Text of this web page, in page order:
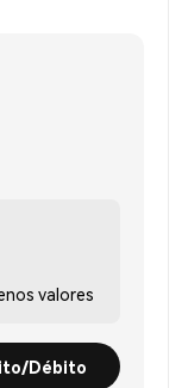
valores
Débito